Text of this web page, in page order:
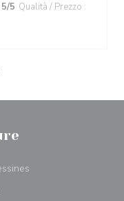
5/5 Qualità / Prezzo :
((apre una nuova